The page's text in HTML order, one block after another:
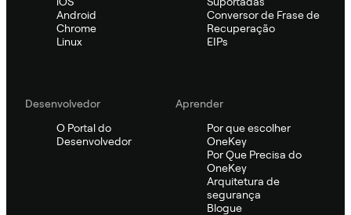
Android
Chrome
Linux
Conversor de Frase de
Recuperação
EIPs
Desenvolvedor
O Portal do
Desenvolvedor
Aprender
Por que escolher
OneKey
Por Que Precisa do
OneKey
Arquitetura de
segurança
Blogue